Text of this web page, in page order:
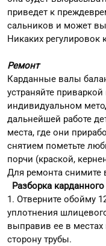
приведет к
сальников и может
Никаких регулировок
Ремонт
Карданные валы
устраняйте
индивидуальном
дальнейшей работе
места, где они
снятием пометьте
порчи (краской,
Для ремонта снимите
Разборка
1. Отверните обойму
уплотнения
выправив ее в местах
сторону трубы.